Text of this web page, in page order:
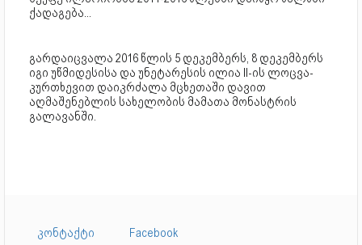
ქადაგება...
გარდაიცვალა 2016 წლის 5 დეკემბერს, 8 დეკემბერს
იგი უწმიდესისა და უნეტარესის ილია II-ის ლოცვა-
კურთხევით დაიკრძალა მცხეთაში დავით
აღმაშენებლის სახელობის მამათა მონასტრის
გალავანში.
კონტაქტი
Facebook